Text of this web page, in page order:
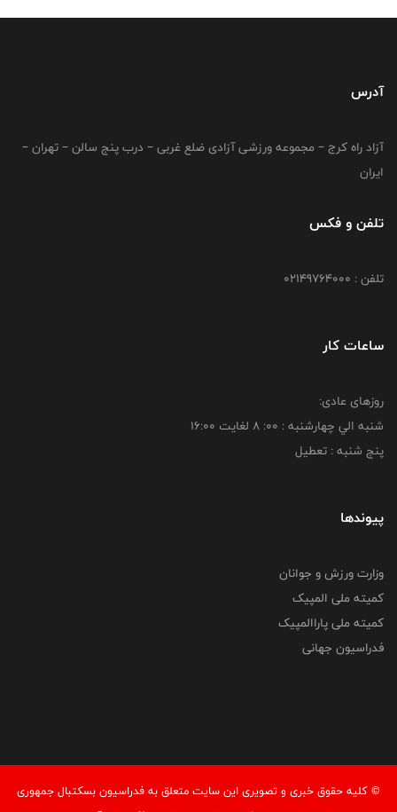
آدرس
آزاد راه کرج – مجموعه ورزشی آزادی ضلع غربی – درب پنج سالن – تهران –
ایران
تلفن و فکس
تلفن : 02149764000
ساعات کار
روزهای عادی:
شنبه الي چهارشنبه : 00: 8 لغايت 16:00
پنج شنبه : تعطیل
پیوندها
وزارت ورزش و جوانان
کمیته ملی المپیک
کمیته ملی پاراالمپیک
فدراسیون جهانی
© کليه حقوق خبری و تصويری اين سايت متعلق به فدراسیون بسکتبال جمهوری